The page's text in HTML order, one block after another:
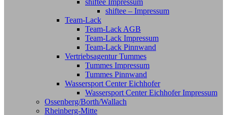
shiftee Impressum
shiftee – Impressum
Team-Lack
Team-Lack AGB
Team-Lack Impressum
Team-Lack Pinnwand
Vertriebsagentur Tummes
Tummes Impressum
Tummes Pinnwand
Wassersport Center Eichhofer
Wassersport Center Eichhofer Impressum
Ossenberg/Borth/Wallach
Rheinberg-Mitte